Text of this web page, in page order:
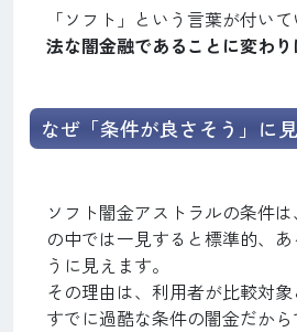
「ソフト」という言葉が付いて
法な闇金融であることに変わり
なぜ「条件が良さそう」に
ソフト闇金アストラルの条件
の中では一見すると標準的、
うに見えます。
その理由は、利用者が比較対象
すでに過酷な条件の闇金だから